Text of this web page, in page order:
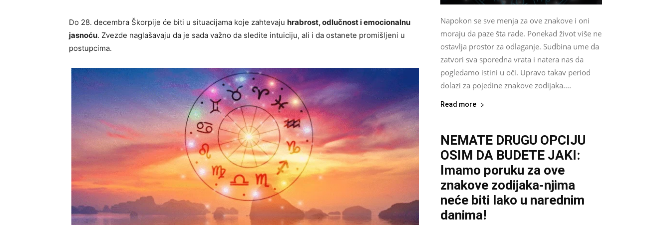
Do 28. decembra Škorpije će biti u situacijama koje zahtevaju hrabrost, odlučnost i emocionalnu
jasnoću. Zvezde naglašavaju da je sada važno da sledite intuiciju, ali i da ostanete promišljeni u
postupcima.
Napokon se sve menja za ove znakove i oni
moraju da paze šta rade. Ponekad život više ne
ostavlja prostor za odlaganje. Sudbina ume da
zatvori sva sporedna vrata i natera nas da
pogledamo istini u oči. Upravo takav period
dolazi za pojedine znakove zodijaka....
Read more
NEMATE DRUGU OPCIJU
OSIM DA BUDETE JAKI:
Imamo poruku za ove
znakove zodijaka-njima
neće biti lako u narednim
danima!